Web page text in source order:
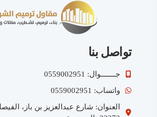
تواصل بنا
جـــــــوال: 0559002951
واتساب: 0559002951
العنوان: شارع عبدالعزيز بن باز،